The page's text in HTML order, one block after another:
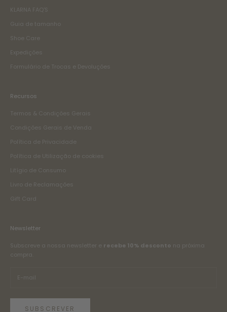
KLARNA FAQ'S
Guia de tamanho
Shoe Care
Expedições
Formulário de Trocas e Devoluções
Recursos
Termos & Condições Gerais
Condições Gerais de Venda
Política de Privacidade
Política de Utilização de cookies
Litígio de Consumo
Livro de Reclamações
Gift Card
Newsletter
Subscreve a nossa newsletter e recebe 10% desconto na próxima
compra.
SUBSCREVER